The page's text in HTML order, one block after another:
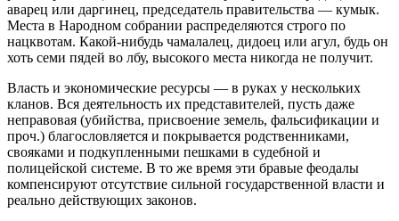
аварец или даргинец, председатель правительства — кумык.
Места в Народном собрании распределяются строго по
нацквотам. Какой-нибудь чамалалец, дидоец или агул, будь он
хоть семи пядей во лбу, высокого места никогда не получит.
Власть и экономические ресурсы — в руках у нескольких
кланов. Вся деятельность их представителей, пусть даже
неправовая (убийства, присвоение земель, фальсификации и
проч.) благословляется и покрывается родственниками,
свояками и подкупленными пешками в судебной и
полицейской системе. В то же время эти бравые феодалы
компенсируют отсутствие сильной государственной власти и
реально действующих законов.